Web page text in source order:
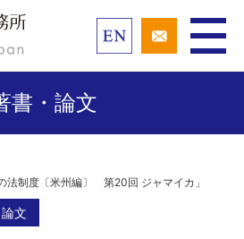
書・論文
制度〔米州編〕 第20回 ジャマイカ」
文